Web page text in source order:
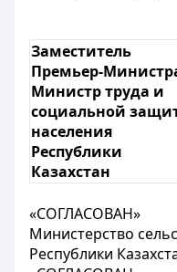
Заместитель
Премьер-
Министр труда и
социальной
населения
Республики
Казахстан
«СОГЛАСОВАН»
Министерство
Республики